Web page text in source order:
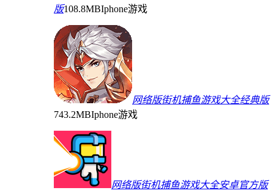
版108.8MBIphone游戏
网络版街机捕鱼游戏大全经典版
743.2MBIphone游戏
网络版街机捕鱼游戏大全安卓官方版